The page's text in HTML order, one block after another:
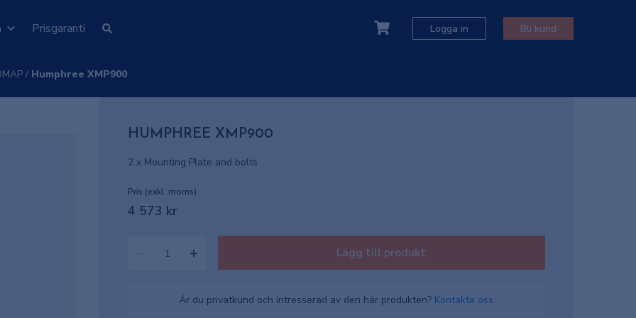
Prisgaranti Logga in Bli kund
/ Humphree XMP900
HUMPHREE XMP900
2 x Mounting Plate and bolts
Pris (exkl. moms)
4 573 kr
Lägg till produkt
Är du privatkund och intresserad av den här produkten? Kontakta oss